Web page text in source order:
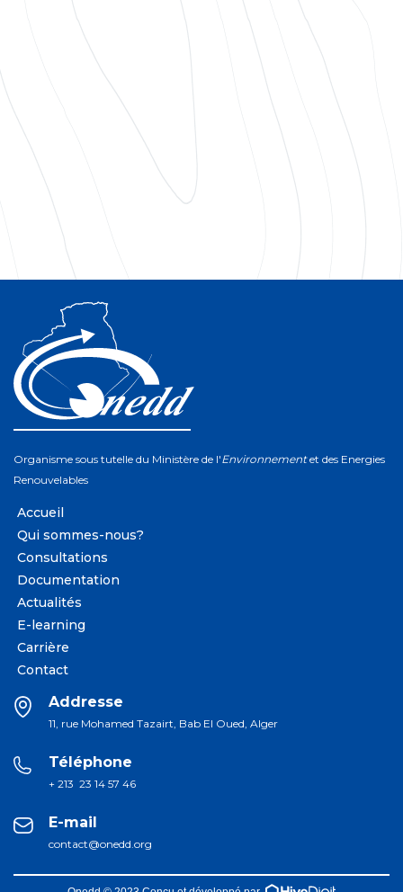
Organisme sous tutelle du Ministère de l'Environnementet des Energies
Renouvelables
Accueil
Qui sommes-nous?
Consultations
Documentation
Actualités
E-learning
Carrière
Contact
Addresse
11, rue Mohamed Tazairt, Bab El Oued, Alger
Téléphone
+ 213 23 14 57 46
E-mail
contact@onedd.org